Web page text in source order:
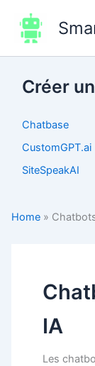
contenu
Home »
IA
Les
Créer
Chatbase
CustomGPT.ai
SiteSpeakAI